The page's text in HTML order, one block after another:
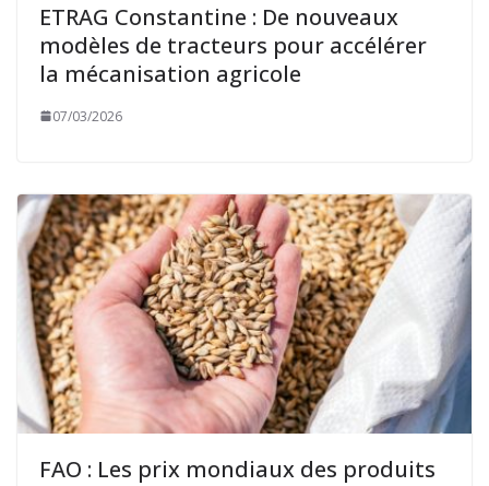
ETRAG Constantine : De nouveaux
modèles de tracteurs pour accélérer
la mécanisation agricole
07/03/2026
FAO : Les prix mondiaux des produits